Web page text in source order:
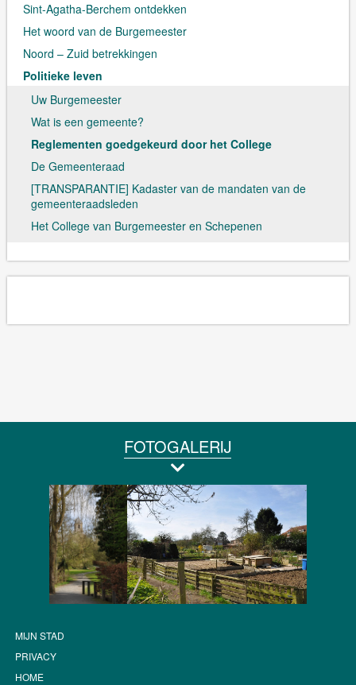
Sint-Agatha-Berchem ontdekken
Het woord van de Burgemeester
Noord – Zuid betrekkingen
Politieke leven
Uw Burgemeester
Wat is een gemeente?
Reglementen goedgekeurd door het College
De Gemeenteraad
[TRANSPARANTIE] Kadaster van de mandaten van de
gemeenteraadsleden
Het College van Burgemeester en Schepenen
FOTOGALERIJ
MIJN STAD
PRIVACY
HOME